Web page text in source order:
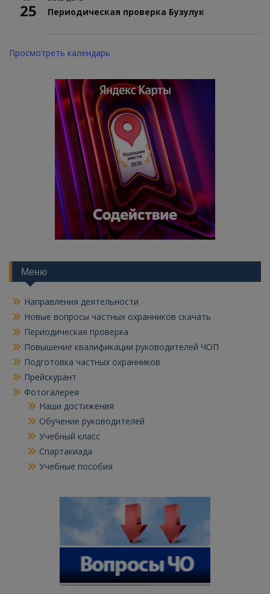
25 Периодическая проверка Бузулук
Просмотреть календарь
Меню
Направления деятельности
Новые вопросы частных охранников скачать
Периодическая проверка
Повышение квалификации руководителей ЧОП
Подготовка частных охранников
Прейскурант
Фотогалерея
Наши достижения
Обучение руководителей
Учебный класс
Спартакиада
Учебные пособия